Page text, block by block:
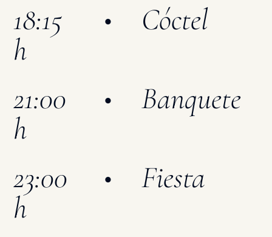
18:15
h
• Cóctel
21:00
h
•Banquete
23:00
h
•Fiesta